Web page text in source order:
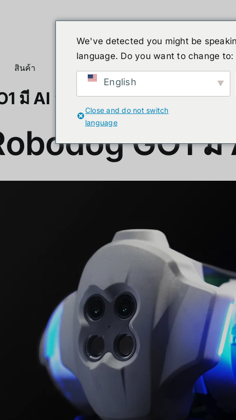
สินค้า
มี AI อะไรบ้าง ?
GO1 มี
We've detected you might be
language. Do you want to change to:
English
Close and do not switch
language